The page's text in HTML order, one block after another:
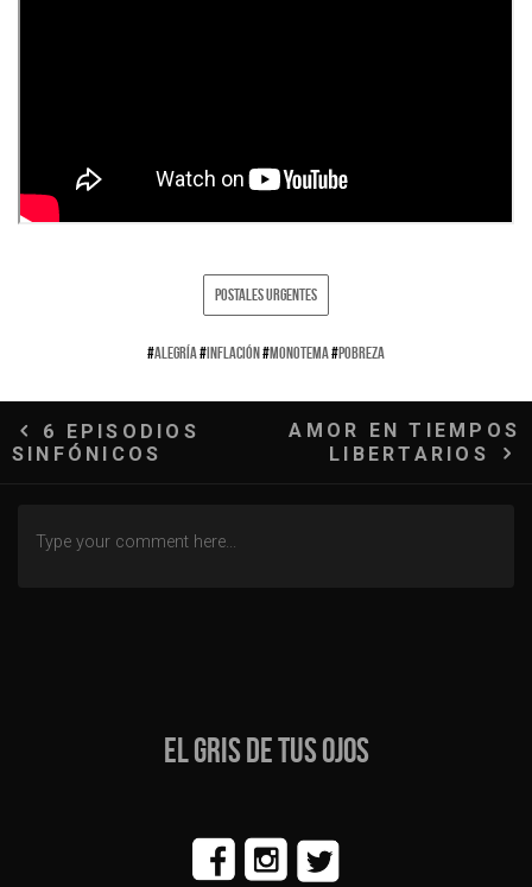
POSTALES URGENTES
#ALEGRÍA#INFLACIÓN#MONOTEMA#POBREZA
Navegación
de
entradas
6 EPISODIOS
SINFÓNICOS
AMOR EN TIEMPOS
LIBERTARIOS
EL GRIS DE TUS OJOS